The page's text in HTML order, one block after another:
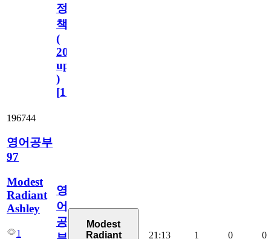
정
책
(
2023.11.1
update
)
[110
196744
영어공부
97
Modest
Radiant
Ashley
1
영
어
공
Modest
Radiant
21:13 1 0 0